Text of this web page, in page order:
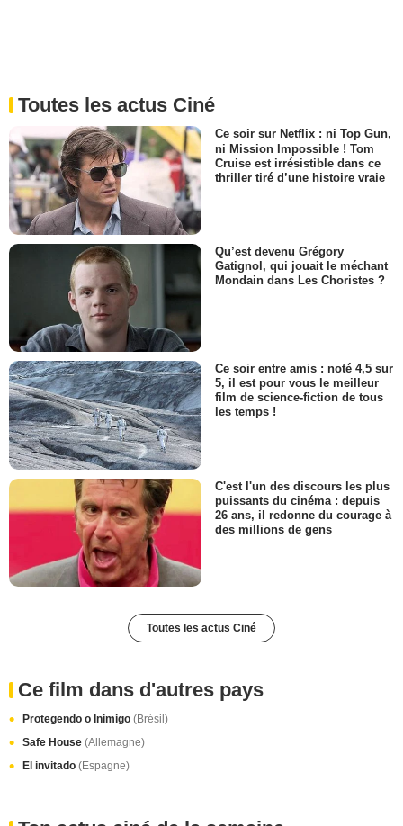
Toutes les actus Ciné
Ce soir sur Netflix : ni Top Gun,
ni Mission Impossible ! Tom
Cruise est irrésistible dans ce
thriller tiré d’une histoire vraie
Qu’est devenu Grégory
Gatignol, qui jouait le méchant
Mondain dans Les Choristes ?
Ce soir entre amis : noté 4,5 sur
5, il est pour vous le meilleur
film de science-fiction de tous
les temps !
C'est l'un des discours les plus
puissants du cinéma : depuis
26 ans, il redonne du courage à
des millions de gens
Toutes les actus Ciné
Ce film dans d'autres pays
Protegendo o Inimigo (Brésil)
Safe House (Allemagne)
El invitado (Espagne)